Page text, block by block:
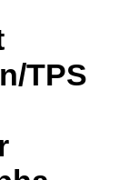
TPS